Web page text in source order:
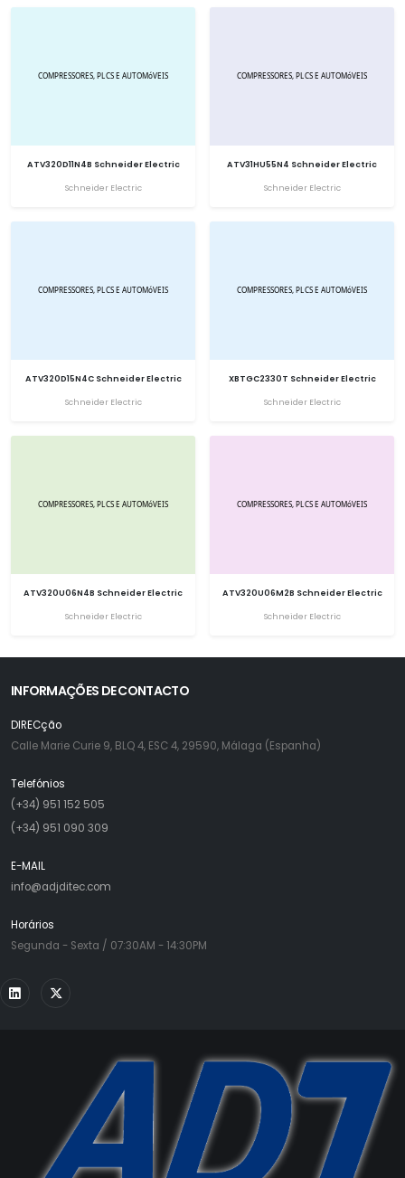
ATV320D11N4B Schneider Electric
Schneider Electric
ATV31HU55N4 Schneider Electric
Schneider Electric
ATV320D15N4C Schneider Electric
Schneider Electric
XBTGC2330T Schneider Electric
Schneider Electric
ATV320U06N4B Schneider Electric
Schneider Electric
ATV320U06M2B Schneider Electric
Schneider Electric
INFORMAÇÕES DE CONTACTO
DIRECção
Calle Marie Curie 9, BLQ 4, ESC 4, 29590, Málaga (Espanha)
Telefónios
(+34) 951 152 505
(+34) 951 090 309
E-MAIL
info@adjditec.com
Horários
Segunda - Sexta / 07:30AM - 14:30PM